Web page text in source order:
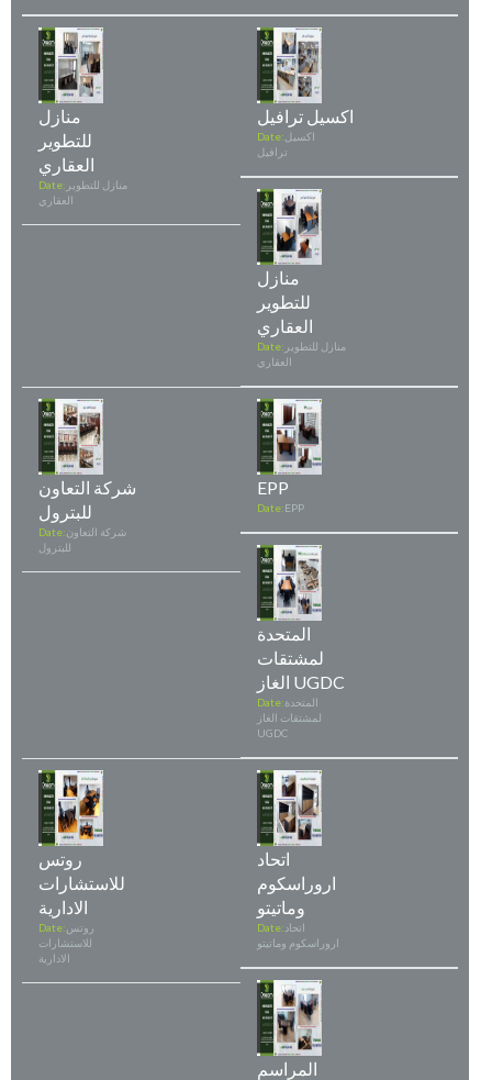
منازل
للتطوير
العقاري
Date: منازل للتطوير
العقاري
اكسيل ترافيل
Date: اكسيل
ترافيل
منازل
للتطوير
العقاري
Date: منازل للتطوير
العقاري
شركة التعاون
للبترول
Date:شركة التعاون
للبترول
EPP
Date:EPP
المتحدة
لمشتقات
الغاز UGDC
Date:المتحدة
لمشتقات الغاز
UGDC
روتس
للاستشارات
الادارية
Date:روتس
للاستشارات
الادارية
اتحاد
اروراسكوم
وماتيتو
Date: اتحاد
اروراسكوم وماتيتو
المراسم